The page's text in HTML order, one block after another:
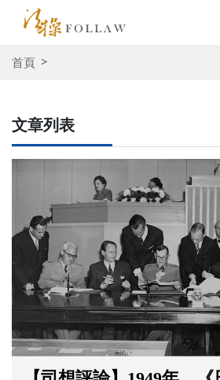
首頁
文章列表